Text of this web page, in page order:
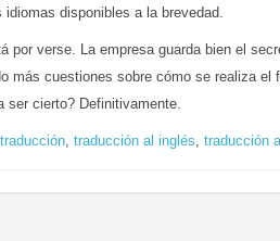
disponibles a la brevedad.
por verse. La empresa guarda bien el
más cuestiones sobre cómo se realiza el
ser cierto? Definitivamente.
,traducción al inglés,traducción